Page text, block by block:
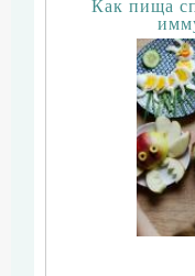
Как пища